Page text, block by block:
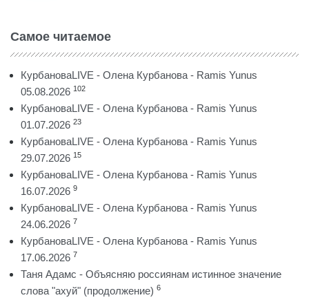
Самое читаемое
КурбановаLIVE - Олена Курбанова - Ramis Yunus
05.08.2026 102
КурбановаLIVE - Олена Курбанова - Ramis Yunus
01.07.2026 23
КурбановаLIVE - Олена Курбанова - Ramis Yunus
29.07.2026 15
КурбановаLIVE - Олена Курбанова - Ramis Yunus
16.07.2026 9
КурбановаLIVE - Олена Курбанова - Ramis Yunus
24.06.2026 7
КурбановаLIVE - Олена Курбанова - Ramis Yunus
17.06.2026 7
Таня Адамс - Объясняю россиянам истинное значение
слова "ахуй" (продолжение) 6